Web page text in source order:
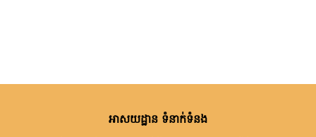
អាសយដ្ឋាន ទំនាក់ទំនង